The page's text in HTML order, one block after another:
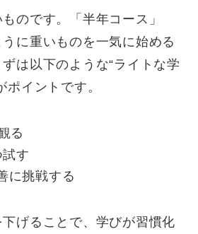
のです。「半年コース」
うに重いものを一気に始める
は以下のような“ライトな学
ポイントです。
る
す
に挑戦する
げることで、学びが習慣化